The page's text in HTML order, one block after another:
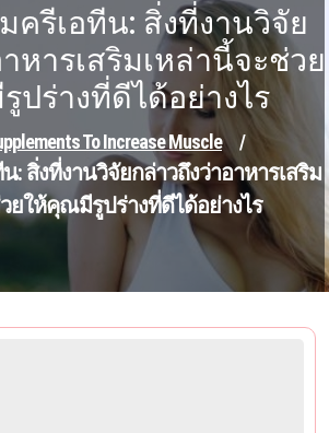
ครีเอทีน: สิ่งที่งานวิจัย
หารเสริมเหล่านี้จะช่วย
ปร่างที่ดีได้อย่างไร
To Increase Muscle /
: สิ่งที่งานวิจัยกล่าวถึงว่าอาหารเสริม
ยให้คุณมีรูปร่างที่ดีได้อย่างไร